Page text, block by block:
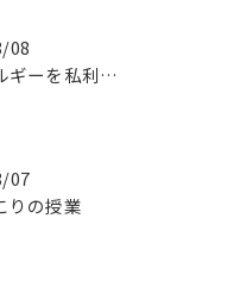
08
氣のエネルギーを私利私欲のために使うな
07
りの授業